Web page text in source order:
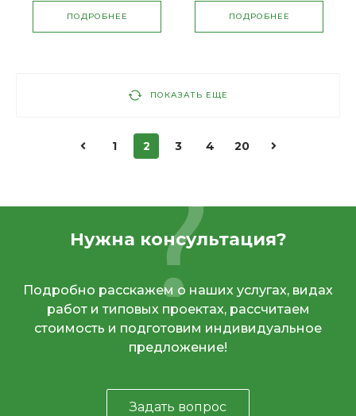
ПОДРОБНЕЕ ПОДРОБНЕЕ
ПОКАЗАТЬ ЕЩЕ
1 2 3 4 20
Нужна консультация?
Подробно расскажем о наших услугах, видах
работ и типовых проектах, рассчитаем
стоимость и подготовим индивидуальное
предложение!
Задать вопрос